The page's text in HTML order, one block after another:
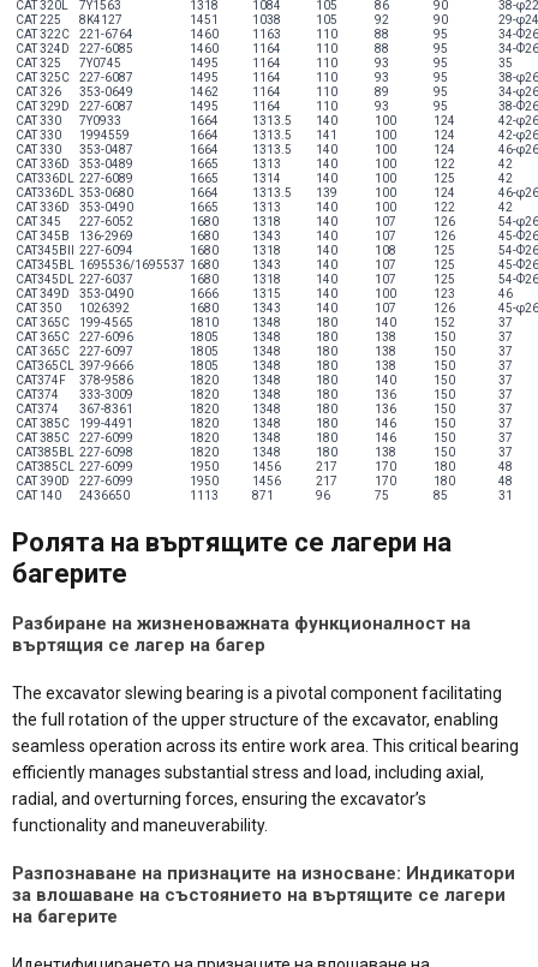
CAT 320L
7Y1563 1318 1084 105 86 90
38-φ22
CAT 225
8K4127 1451 1038 105 92 90
29-φ24
CAT 322C
221-6764 1460 1163 110 88 95
34-Ф26
CAT 324D
227-6085 1460 1164 110 88 95
34-Ф26
CAT 325
7Y0745 1495 1164 110 93 95
35
CAT 325C
227-6087 1495 1164 110 93 95
38-φ26
CAT 326
353-0649 1462 1164 110 89 95
34-φ26
CAT 329D
227-6087 1495 1164 110 93 95
38-Ф26
CAT 330
7Y0933 1664 1313.5 140 100 124
42-φ26
CAT 330
1994559 1664 1313.5 141 100 124
42-φ26
CAT 330
353-0487 1664 1313.5 140 100 124
46-φ26
CAT 336D
353-0489 1665 1313 140 100 122
42
CAT336DL 227-6089 1665 1314 140 100 125
42
CAT336DL 353-0680 1664 1313.5 139 100 124
46-φ26
CAT 336D
353-0490 1665 1313 140 100 122
42
CAT 345
227-6052 1680 1318 140 107 126
54-φ26
CAT 345B
136-2969 1680 1343 140 107 126
45-Ф26
CAT345BII
227-6094 1680 1318 140 108 125
54-Ф26
CAT345BL 1695536/1695537 1680 1343 140 107 125
45-Ф26
CAT345DL 227-6037 1680 1318 140 107 125
54-Ф26
CAT 349D
353-0490 1666 1315 140 100 123
46
CAT 350
1026392 1680 1343 140 107 126
45-φ26
CAT 365C
199-4565 1810 1348 180 140 152
37
CAT 365C
227-6096 1805 1348 180 138 150
37
CAT 365C
227-6097 1805 1348 180 138 150
37
CAT365CL 397-9666 1805 1348 180 138 150
37
CAT374F
378-9586 1820 1348 180 140 150
37
CAT374
333-3009 1820 1348 180 136 150
37
CAT374
367-8361 1820 1348 180 136 150
37
CAT 385C
199-4491 1820 1348 180 146 150
37
CAT 385C
227-6099 1820 1348 180 146 150
37
CAT385BL 227-6098 1820 1348 180 138 150
37
CAT385CL 227-6099 1950 1456 217 170 180
48
CAT 390D
227-6099 1950 1456 217 170 180
48
CAT 140
2436650 1113 871 96 75 85 31
Ролята на въртящите се лагери на
багерите
Разбиране на жизненоважната функционалност на
въртящия се лагер на багер
The excavator slewing bearing is a pivotal component facilitating
the full rotation of the upper structure of the excavator, enabling
seamless operation across its entire work area. This critical bearing
efficiently manages substantial stress and load, including axial,
radial, and overturning forces, ensuring the excavator’s
functionality and maneuverability.
Разпознаване на признаците на износване: Индикатори
за влошаване на състоянието на въртящите се лагери
на багерите